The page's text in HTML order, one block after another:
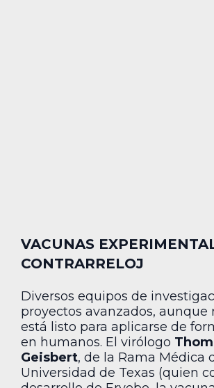
VACUNAS
CONTRARRELOJ
Diversos equipos de
proyectos avanzados, aunque
está listo para aplicarse de
en humanos. El virólogo
Geisbert, de la Rama Médica
Universidad de Texas (quien